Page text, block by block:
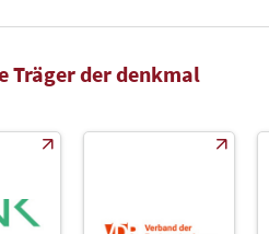
Träger der denkmal